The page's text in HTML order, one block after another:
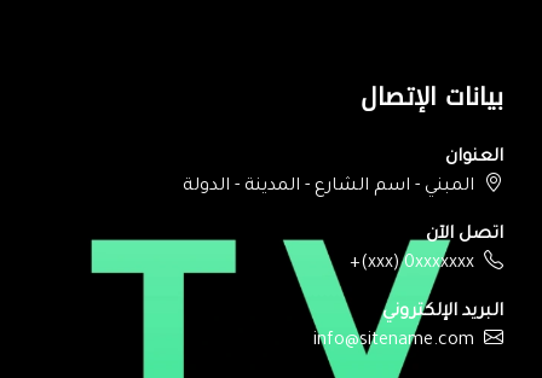
بيانات الإتصال
العنوان
المبني - اسم الشارع - المدينة - الدولة
اتصل الآن
+(xxx) 0xxxxxxx
البريد الإلكتروني
info@sitename.com